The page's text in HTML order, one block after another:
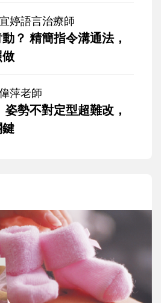
婷語言治療師
？ 精簡指令溝通法，
萍老師
勢不對定型超難改，